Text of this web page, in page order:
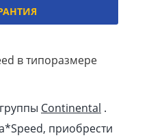
в типоразмере
Continental .
приобрести